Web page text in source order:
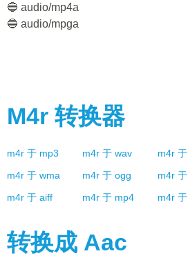
🔵 audio/mp4a
🔵 audio/mpga
M4r 转换器
m4r 于 mp3 m4r 于 wav m4r 于
m4r 于 wma m4r 于 ogg m4r 于
m4r 于 aiff m4r 于 mp4 m4r 于
转换成 Aac